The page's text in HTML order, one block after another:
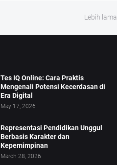
Lebih lama
Tes IQ Online: Cara Praktis
Mengenali Potensi Kecerdasan di
Era Digital
May 17, 2026
Representasi Pendidikan Unggul
Berbasis Karakter dan
Kepemimpinan
March 28, 2026